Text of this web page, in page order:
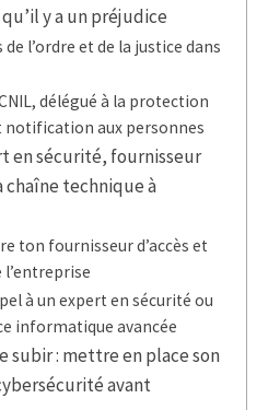
y a un préjudice
de l’ordre et de la justice dans
délégué à la protection
notification aux personnes
en sécurité, fournisseur
chaîne technique à
ton fournisseur d’accès et
l’entreprise
à un expert en sécurité ou
informatique avancée
subir : mettre en place son
avant